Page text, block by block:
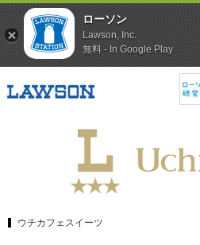
ウチカフェスイーツ
ローソン
Lawson, Inc.
無料 - In Google Play